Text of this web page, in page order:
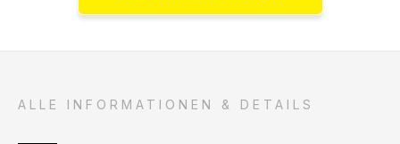
ALLE INFORMATIONEN & DETAILS